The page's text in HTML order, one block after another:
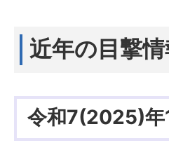
近年の目撃情
令和7(2025)年